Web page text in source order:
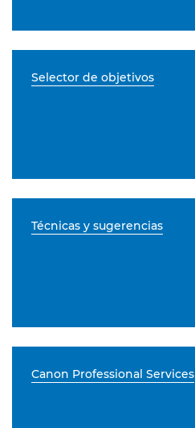
Selector de objetivos
Técnicas y sugerencias
Canon Professional Services